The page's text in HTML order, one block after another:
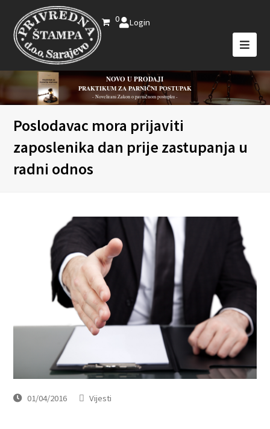
0 Login
NOVO U PRODAJI
PRAKTIKUM ZA PARNIČNI POSTUPAK
- Novelirani Zakon o parničnom postupku -
Poslodavac mora prijaviti
zaposlenika dan prije zastupanja u
radni odnos
01/04/2016 Vijesti